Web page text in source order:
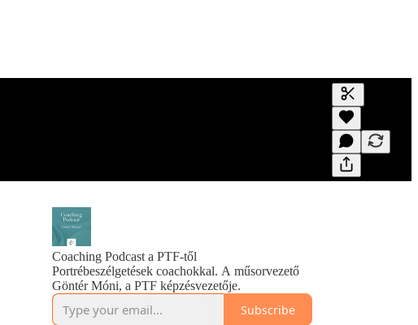
Generate
A transcript
editing.
Coaching Podcast a PTF-től
Portrébeszélgetések coachokkal. A műsorvezető
Göntér Móni, a PTF képzésvezetője.
Subscribe